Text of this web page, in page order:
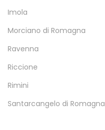
Imola
Morciano di Romagna
Ravenna
Riccione
Rimini
Santarcangelo di Romagna